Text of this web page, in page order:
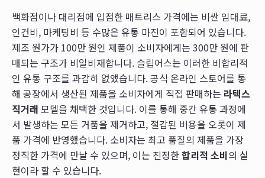
백화점이나 대리점에 입점한 매트리스 가격에는 비싼 임대료,
인건비, 마케팅비 등 수많은 유통 마진이 포함되어 있습니다.
제조 원가가 100만 원인 제품이 소비자에게는 300만 원에 판
매되는 구조가 비일비재합니다. 슬립어스는 이러한 비합리적
인 유통 구조를 과감히 없앴습니다. 공식 온라인 스토어를 통
해 공장에서 생산된 제품을 소비자에게 직접 판매하는 라텍스
직거래 모델을 채택한 것입니다. 이를 통해 중간 유통 과정에
서 발생하는 모든 거품을 제거하고, 절감된 비용을 오롯이 제
품 가격에 반영했습니다. 소비자는 최고 품질의 제품을 가장
정직한 가격에 만날 수 있으며, 이는 진정한합리적 소비의 실
현이라 할 수 있습니다.